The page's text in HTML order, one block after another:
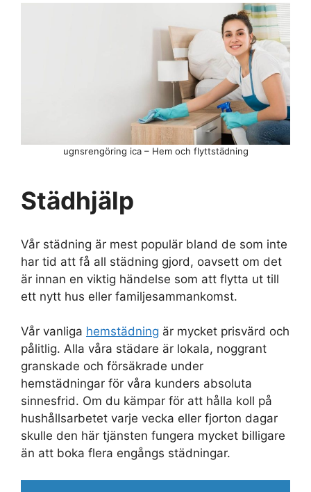
Städhjälp
Vår städning är mest populär bland de som inte
har tid att få all städning gjord, oavsett om det
är innan en viktig händelse som att flytta ut till
ett nytt hus eller familjesammankomst.
Vår vanliga hemstädning är mycket prisvärd och
pålitlig. Alla våra städare är lokala, noggrant
granskade och försäkrade under
hemstädningar för våra kunders absoluta
sinnesfrid. Om du kämpar för att hålla koll på
hushållsarbetet varje vecka eller fjorton dagar
skulle den här tjänsten fungera mycket billigare
än att boka flera engångs städningar.
ugnsrengöring ica – Hem och flyttstädning